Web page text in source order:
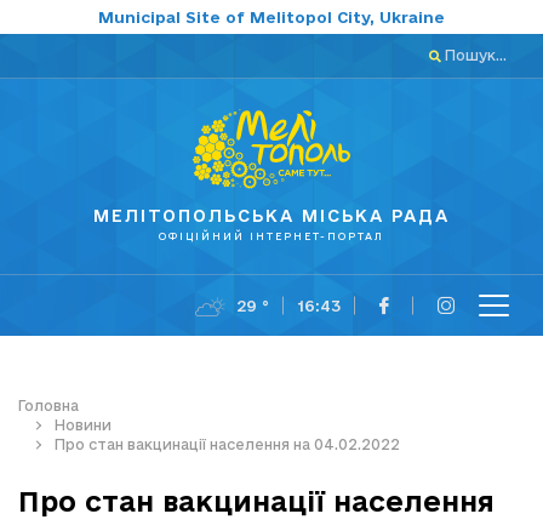
Municipal Site of Melitopol City, Ukraine
Пошук...
МЕЛІТОПОЛЬСЬКА МІСЬКА РАДА
ОФІЦІЙНИЙ ІНТЕРНЕТ-ПОРТАЛ
29 ° 16:43
Головна
Новини
Про стан вакцинації населення на 04.02.2022
Про стан вакцинації населення